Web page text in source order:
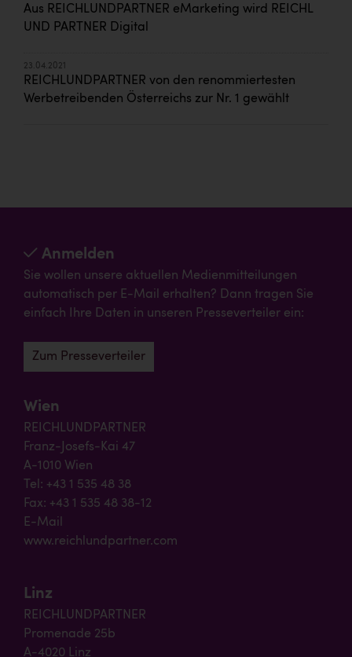
Aus REICHLUNDPARTNER eMarketing wird REICHL
UND PARTNER Digital
23.04.2021
REICHLUNDPARTNER von den renommiertesten
Werbetreibenden Österreichs zur Nr. 1 gewählt
Anmelden
Sie wollen unsere aktuellen Medienmitteilungen
automatisch per E-Mail erhalten? Dann tragen Sie
einfach Ihre Daten in unseren Presseverteiler ein:
Zum Presseverteiler
Wien
REICHLUNDPARTNER
Franz-Josefs-Kai 47
A-1010 Wien
Tel: +43 1 535 48 38
Fax: +43 1 535 48 38-12
E-Mail
www.reichlundpartner.com
Linz
REICHLUNDPARTNER
Promenade 25b
A-4020 Linz